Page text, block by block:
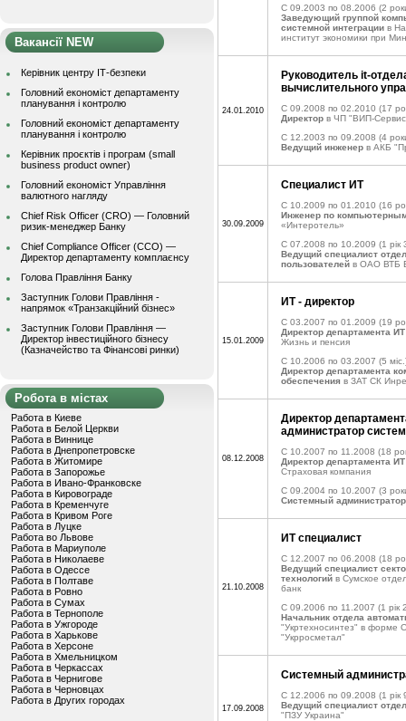
Вакансії NEW
Керівник центру ІТ-безпеки
Головний економіст департаменту
планування і контролю
Головний економіст департаменту
планування і контролю
Керівник проєктів і програм (small
business product owner)
Головний економіст Управління
валютного нагляду
Chief Risk Officer (CRO) — Головний
ризик-менеджер Банку
Chief Compliance Officer (CCO) —
Директор департаменту комплаєнсу
Голова Правління Банку
Заступник Голови Правління -
напрямок «Транзакційний бізнес»
Заступник Голови Правління —
Директор інвестиційного бізнесу
(Казначейство та Фінансові ринки)
Робота в містах
Работа в Киеве
Работа в Белой Церкви
Работа в Виннице
Работа в Днепропетровске
Работа в Житомире
Работа в Запорожье
Работа в Ивано-Франковске
Работа в Кировограде
Работа в Кременчуге
Работа в Кривом Роге
Работа в Луцке
Работа во Львове
Работа в Мариуполе
Работа в Николаеве
Работа в Одессе
Работа в Полтаве
Работа в Ровно
Работа в Сумах
Работа в Тернополе
Работа в Ужгороде
Работа в Харькове
Работа в Херсоне
Работа в Хмельницком
Работа в Черкассах
Работа в Чернигове
Работа в Черновцах
Работа в Других городах
C 09.2003 по 08.2006 (2
Заведующий группой
системной интеграции в
институт экономики при
24.01.2010
Руководитель it-
вычислительного
C 09.2008 по 02.2010 (17
Директор в ЧП "ВИП-
C 12.2003 по 09.2008 (4
Ведущий инженер в АКБ
30.09.2009
Специалист ИТ
C 10.2009 по 01.2010 (16
Инженер по
«Интеротель»
C 07.2008 по 10.2009 (1 рік
Ведущий специалист
пользователей в ОАО ВТБ
15.01.2009
ИТ - директор
C 03.2007 по 01.2009 (19
Директор департамента ИТ
Жизнь и пенсия
C 10.2006 по 03.2007 (5
Директор департамента
обеспечения в ЗАТ СК
08.12.2008
Директор
администратор
C 10.2007 по 11.2008 (18
Директор департамента ИТ
Страховая компания
C 09.2004 по 10.2007 (3
Системный администратор
21.10.2008
ИТ специалист
C 12.2007 по 06.2008 (18
Ведущий специалист
технологий в Сумское
банк
C 09.2006 по 11.2007 (1 рік
Начальник отдела
"Укртехносинтез" в форме
"Укрросметал"
17.09.2008
Системный
C 12.2006 по 09.2008 (1 рік
Ведущий специалист
"ПЗУ Украина"